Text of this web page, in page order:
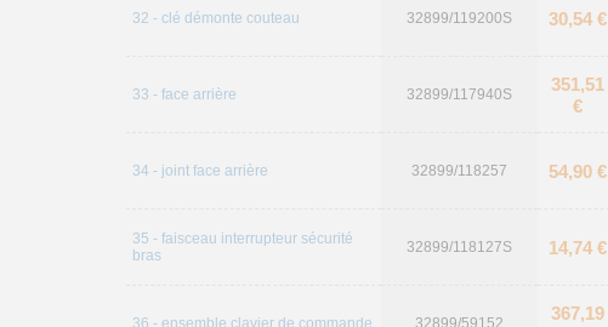
32 - clé démonte couteau 32899/119200S 30,54 €
33 - face arrière 32899/117940S
351,51
€
34 - joint face arrière 32899/118257 54,90 €
35 - faisceau interrupteur sécurité
bras
32899/118127S 14,74 €
36 - ensemble clavier de commande 32899/59152
367,19